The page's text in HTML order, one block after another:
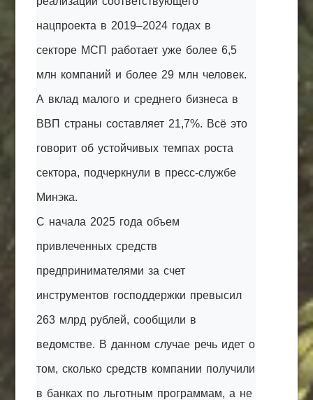
нацпроекта в 2019–2024 годах в
секторе МСП работает уже более 6,5
млн компаний и более 29 млн человек.
А вклад малого и среднего бизнеса в
ВВП страны составляет 21,7%. Всё это
говорит об устойчивых темпах роста
сектора, подчеркнули в пресс-службе
Минэка.
С начала 2025 года объем
привлеченных средств
предпринимателями за счет
инструментов господдержки превысил
263 млрд рублей, сообщили в
ведомстве. В данном случае речь идет о
том, сколько средств компании получили
в банках по льготным программам, а не